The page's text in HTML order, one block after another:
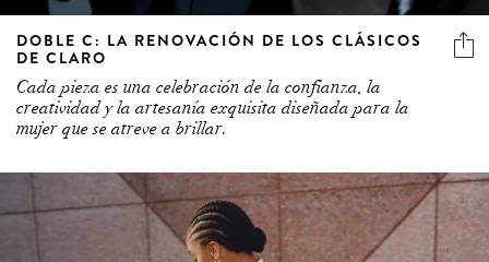
DOBLE C: LA RENOVACIÓN DE LOS CLÁSICOS
DE CLARO
Cada pieza es una celebración de la confianza, la
creatividad y la artesanía exquisita diseñada para la
mujer que se atreve a brillar.